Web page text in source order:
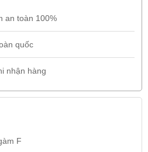
an toàn 100%
quốc
nhận hàng
F